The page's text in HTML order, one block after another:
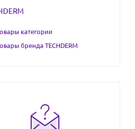
категории
бренда TECHDERM